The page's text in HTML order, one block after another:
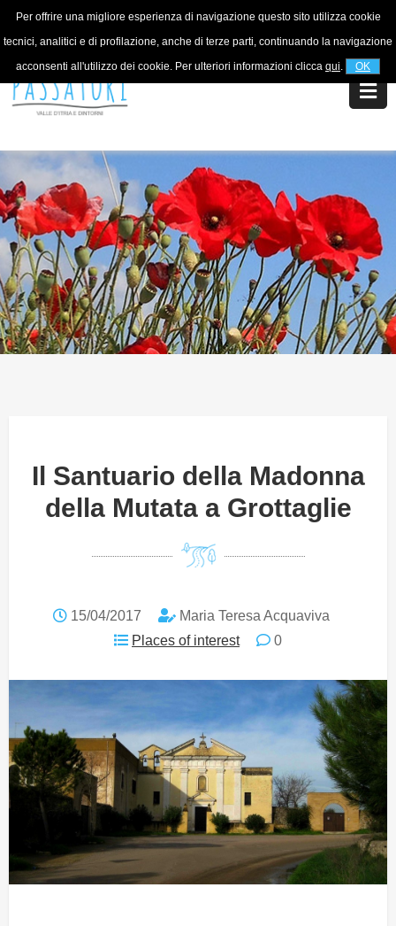
Per offrire una migliore esperienza di navigazione questo sito utilizza cookie
tecnici, analitici e di profilazione, anche di terze parti, continuando la navigazione
acconsenti all'utilizzo dei cookie. Per ulteriori informazioni clicca qui. OK
For information+39 320 5753268
Il Santuario della Madonna
della Mutata a Grottaglie
15/04/2017
Maria Teresa Acquaviva
Places of interest
0